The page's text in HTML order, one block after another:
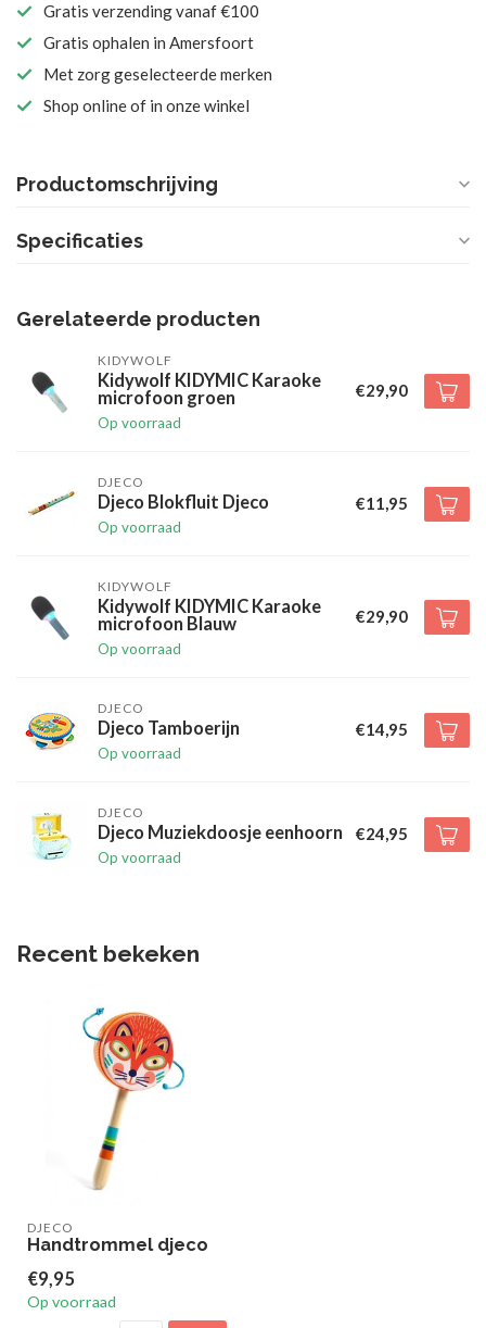
Gratis verzending vanaf €100
Gratis ophalen in Amersfoort
Met zorg geselecteerde merken
Shop online of in onze winkel
Productomschrijving
Specificaties
Gerelateerde producten
KIDYWOLF
Kidywolf KIDYMIC Karaoke
microfoon groen
Op voorraad
€29,90
DJECO
Djeco Blokfluit Djeco
Op voorraad
€11,95
KIDYWOLF
Kidywolf KIDYMIC Karaoke
microfoon Blauw
Op voorraad
€29,90
DJECO
Djeco Tamboerijn
Op voorraad
€14,95
DJECO
Djeco Muziekdoosje eenhoorn
Op voorraad
€24,95
Recent bekeken
DJECO
Handtrommel djeco
€9,95
Op voorraad